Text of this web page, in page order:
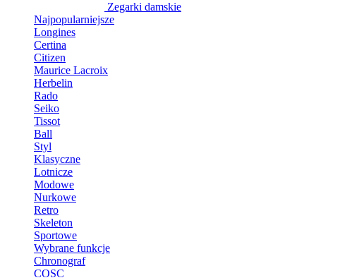
Zegarki damskie
Najpopularniejsze
Longines
Certina
Citizen
Maurice Lacroix
Herbelin
Rado
Seiko
Tissot
Ball
Styl
Klasyczne
Lotnicze
Modowe
Nurkowe
Retro
Skeleton
Sportowe
Wybrane funkcje
Chronograf
COSC